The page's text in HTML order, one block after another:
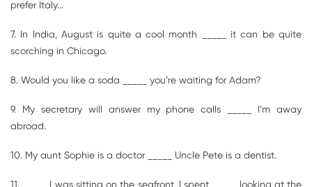
prefer Italy...
7. In India, August is quite a cool month _____ it can be quite
scorching in Chicago.
8. Would you like a soda _____ you’re waiting for Adam?
9. My secretary will answer my phone calls _____ I’m away
abroad.
10. My aunt Sophie is a doctor _____ Uncle Pete is a dentist.